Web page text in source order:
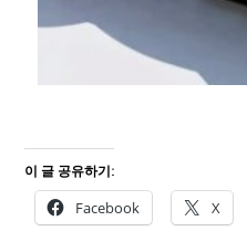
이 글 공유하기:
Facebook X